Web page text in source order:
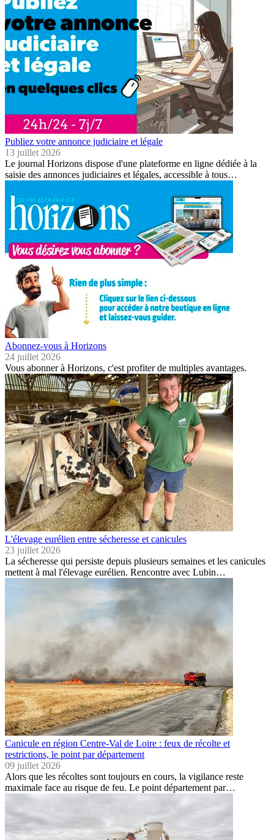
Publiez votre annonce judiciaire et légale
13 juillet 2026
Le journal Horizons dispose d'une plateforme en ligne dédiée à la
saisie des annonces judiciaires et légales, accessible à tous…
Abonnez-vous à Horizons
24 juillet 2026
Vous abonner à Horizons, c'est profiter de multiples avantages.
L'élevage eurélien entre sécheresse et canicules
23 juillet 2026
La sécheresse qui persiste depuis plusieurs semaines et les canicules
mettent à mal l'élevage eurélien. Rencontre avec Lubin…
Canicule en région Centre-Val de Loire : feux de récolte et
restrictions, le point par département
09 juillet 2026
Alors que les récoltes sont toujours en cours, la vigilance reste
maximale face au risque de feu. Le point département par…